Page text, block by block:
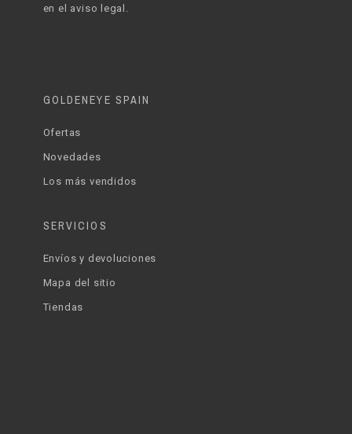
en el aviso legal.
GOLDENEYE SPAIN
Ofertas
Novedades
Los más vendidos
SERVICIOS
Envíos y devoluciones
Mapa del sitio
Tiendas